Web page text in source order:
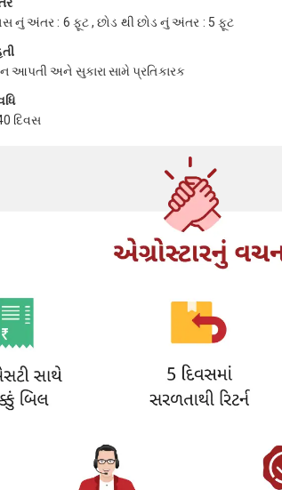
નું અંતર : 6 ફૂટ , છોડ થી છોડ નું અંતર : 5 ફૂટ
આપતી અને સુકારા સામે પ્રતિકારક
દિવસ